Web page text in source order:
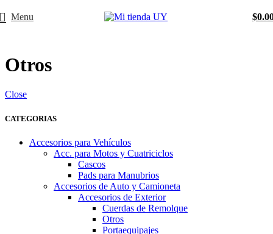
Menu $
Otros
Close
CATEGORIAS
Accesorios para Vehículos
Acc. para Motos y Cuatriciclos
Cascos
Pads para Manubrios
Accesorios de Auto y Camioneta
Accesorios de Exterior
Cuerdas de Remolque
Otros
Portaequipajes